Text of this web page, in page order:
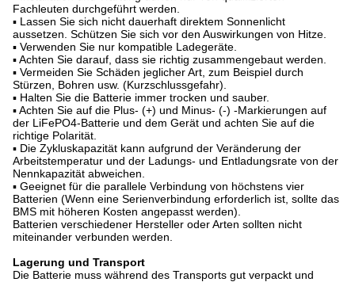
Fachleuten durchgeführt werden.
▪ Lassen Sie sich nicht dauerhaft direktem Sonnenlicht
aussetzen. Schützen Sie sich vor den Auswirkungen von Hitze.
▪ Verwenden Sie nur kompatible Ladegeräte.
▪ Achten Sie darauf, dass sie richtig zusammengebaut werden.
▪ Vermeiden Sie Schäden jeglicher Art, zum Beispiel durch
Stürzen, Bohren usw. (Kurzschlussgefahr).
▪ Halten Sie die Batterie immer trocken und sauber.
▪ Achten Sie auf die Plus- (+) und Minus- (-) -Markierungen auf
der LiFePO4-Batterie und dem Gerät und achten Sie auf die
richtige Polarität.
▪ Die Zykluskapazität kann aufgrund der Veränderung der
Arbeitstemperatur und der Ladungs- und Entladungsrate von der
Nennkapazität abweichen.
▪ Geeignet für die parallele Verbindung von höchstens vier
Batterien (Wenn eine Serienverbindung erforderlich ist, sollte das
BMS mit höheren Kosten angepasst werden).
Batterien verschiedener Hersteller oder Arten sollten nicht
miteinander verbunden werden.
Lagerung und Transport
Die Batterie muss während des Transports gut verpackt und